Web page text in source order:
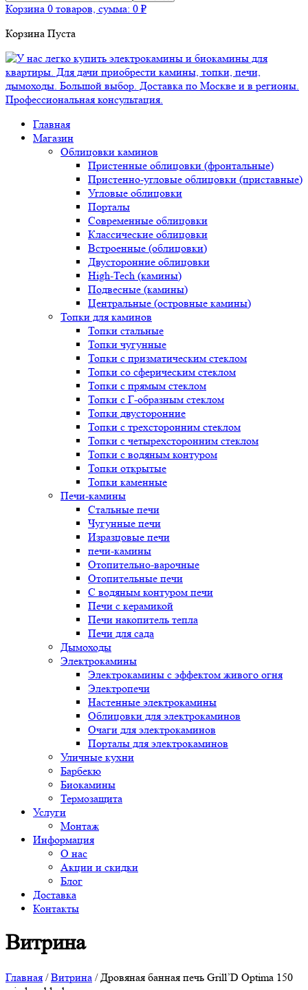
Корзина 0 товаров, сумма: 0 ₽
Корзина Пуста
Главная
Магазин
Облицовки каминов
Пристенные облицовки (фронтальные)
Пристенно-угловые облицовки (приставные)
Угловые облицовки
Порталы
Современные облицовки
Классические облицовки
Встроенные (облицовки)
Двусторонние облицовки
High-Tech (камины)
Подвесные (камины)
Центральные (островные камины)
Топки для каминов
Топки стальные
Топки чугунные
Топки с призматическим стеклом
Топки со сферическим стеклом
Топки с прямым стеклом
Топки с Г-образным стеклом
Топки двусторонние
Топки с трехсторонним стеклом
Топки с четырехсторонним стеклом
Топки с водяным контуром
Топки открытые
Топки каменные
Печи-камины
Стальные печи
Чугунные печи
Изразцовые печи
печи-камины
Отопительно-варочные
Отопительные печи
С водяным контуром печи
Печи с керамикой
Печи накопитель тепла
Печи для сада
Дымоходы
Электрокамины
Электрокамины с эффектом живого огня
Электропечи
Настенные электрокамины
Облицовки для электрокаминов
Очаги для электрокаминов
Порталы для электрокаминов
Уличные кухни
Барбекю
Биокамины
Термозащита
Услуги
Монтаж
Информация
О нас
Акции и скидки
Блог
Доставка
Контакты
Витрина
Главная /Витрина / Дровяная банная печь Grill’D Optima 150